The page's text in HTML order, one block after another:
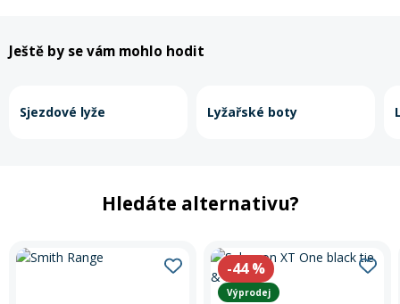
Ještě by se vám mohlo hodit
Sjezdové lyže Lyžařské boty
Hledáte alternativu?
-44%
Výprodej